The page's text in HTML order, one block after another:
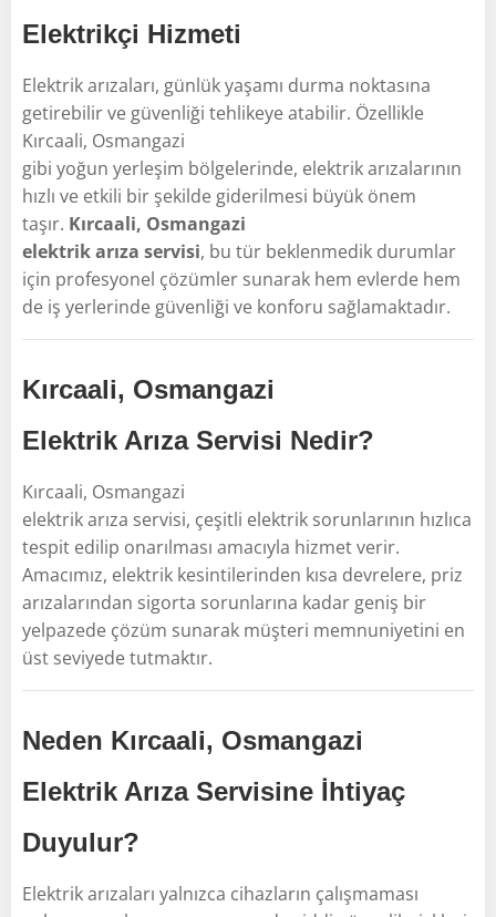
Elektrikçi Hizmeti
Elektrik arızaları, günlük yaşamı durma noktasına
getirebilir ve güvenliği tehlikeye atabilir. Özellikle
Kırcaali, Osmangazi
gibi yoğun yerleşim bölgelerinde, elektrik arızalarının
hızlı ve etkili bir şekilde giderilmesi büyük önem
taşır. Kırcaali, Osmangazi
elektrik arıza servisi, bu tür beklenmedik durumlar
için profesyonel çözümler sunarak hem evlerde hem
de iş yerlerinde güvenliği ve konforu sağlamaktadır.
Kırcaali, Osmangazi
Elektrik Arıza Servisi Nedir?
Kırcaali, Osmangazi
elektrik arıza servisi, çeşitli elektrik sorunlarının hızlıca
tespit edilip onarılması amacıyla hizmet verir.
Amacımız, elektrik kesintilerinden kısa devrelere, priz
arızalarından sigorta sorunlarına kadar geniş bir
yelpazede çözüm sunarak müşteri memnuniyetini en
üst seviyede tutmaktır.
Neden Kırcaali, Osmangazi
Elektrik Arıza Servisine İhtiyaç
Duyulur?
Elektrik arızaları yalnızca cihazların çalışmaması